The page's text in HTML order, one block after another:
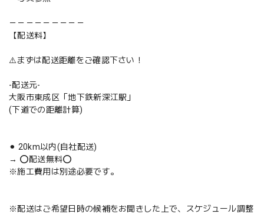
－－－－－－－－－
【配送料】
⚠️まずは配送距離をご確認下さい！
-配送元-
大阪市東成区「地下鉄新深江駅」
(下道での距離計算)
⚫︎ 20km以内(自社配送)
→ ⭕️配送無料⭕️
※施工費用は別途必要です。
※配送はご希望日時の候補をお聞きした上で、スケジュール調整